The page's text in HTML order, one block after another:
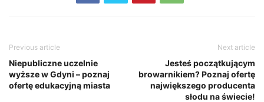
Previous article
Niepubliczne uczelnie
wyższe w Gdyni – poznaj
ofertę edukacyjną miasta
Next article
Jesteś początkującym
browarnikiem? Poznaj ofertę
największego producenta
słodu na świecie!